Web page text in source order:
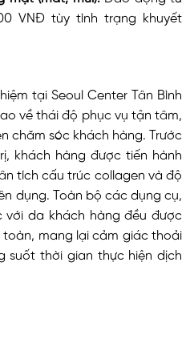
VNĐ tùy tình trạng khuyết
tại Seoul Center Tân Bình
về thái độ phục vụ tận tâm,
chăm sóc khách hàng. Trước
khách hàng được tiến hành
tích cấu trúc collagen và độ
dụng. Toàn bộ các dụng cụ,
với da khách hàng đều được
mang lại cảm giác thoải
suốt thời gian thực hiện dịch